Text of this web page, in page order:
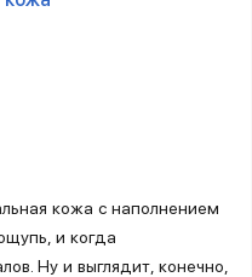
кожа с наполнением
и когда
Ну и выглядит, конечно,